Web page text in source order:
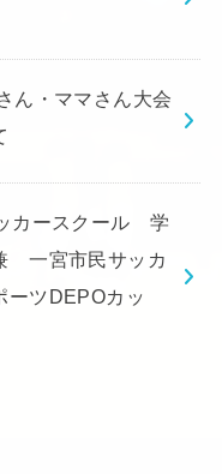
ん・ママさん大会
カースクール 学
一宮市民サッカ
ーツDEPOカッ